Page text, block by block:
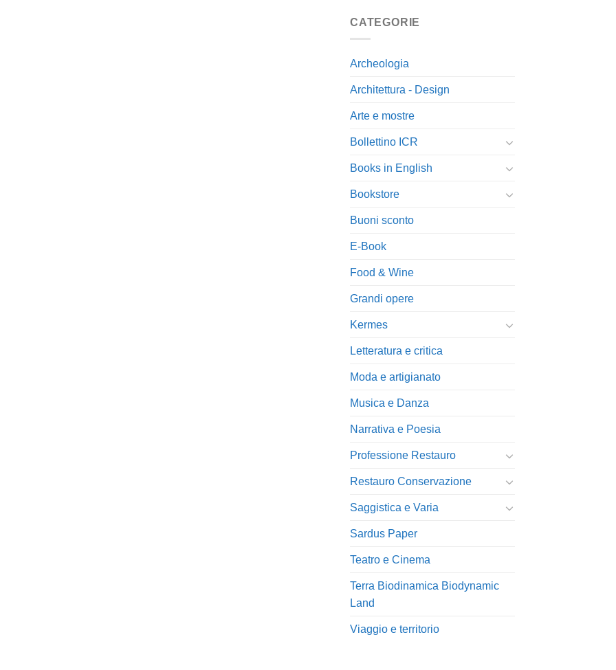
CATEGORIE
Archeologia
Architettura - Design
Arte e mostre
Bollettino ICR
Books in English
Bookstore
Buoni sconto
E-Book
Food & Wine
Grandi opere
Kermes
Letteratura e critica
Moda e artigianato
Musica e Danza
Narrativa e Poesia
Professione Restauro
Restauro Conservazione
Saggistica e Varia
Sardus Paper
Teatro e Cinema
Terra Biodinamica Biodynamic
Land
Viaggio e territorio